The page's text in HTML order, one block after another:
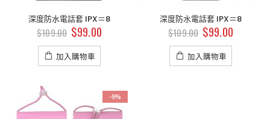
深度防水電話套 IPX＝8
$109.00 $99.00
加入購物車
深度防水電話套 IPX＝8
$109.00 $99.00
加入購物車
-9%
商品